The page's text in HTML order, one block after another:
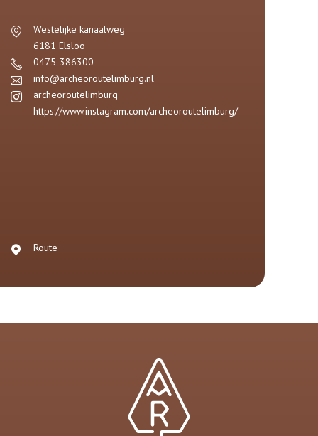
Westelijke kanaalweg
6181 Elsloo
0475-386300
info@archeoroutelimburg.nl
archeoroutelimburg
https://www.instagram.com/archeoroutelimburg/
Route